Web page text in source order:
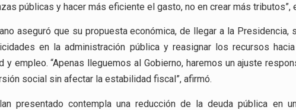
públicas y hacer más eficiente el gasto, no en crear más tributos”,
aseguró que su propuesta económica, de llegar a la Presidencia,
en la administración pública y reasignar los recursos
y empleo. “Apenas lleguemos al Gobierno, haremos un ajuste
social sin afectar la estabilidad fiscal”, afirmó.
presentado contempla una reducción de la deuda pública en